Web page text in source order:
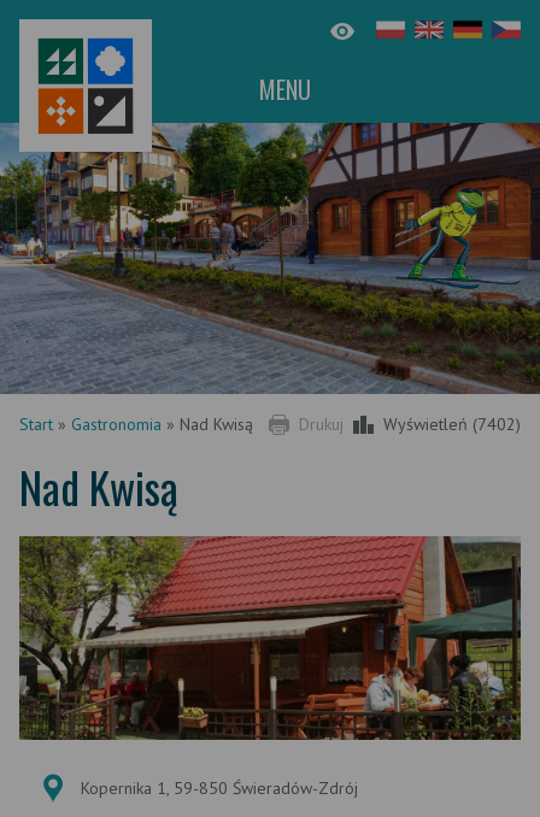
MENU
Drukuj Wyświetleń (7402)
Start » Gastronomia » Nad Kwisą
Nad Kwisą
Kopernika 1, 59-850 Świeradów-Zdrój